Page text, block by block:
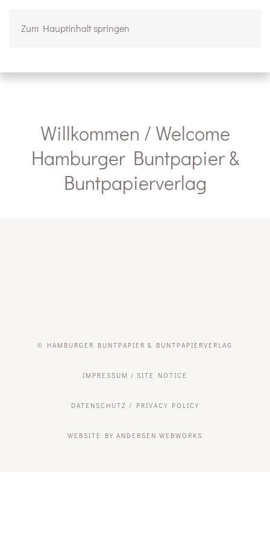
Zum Hauptinhalt springen
Willkommen
Willkommen / Welcome
Hamburger Buntpapier &
Buntpapier­verlag
© HAMBURGER BUNTPAPIER & BUNTPAPIERVERLAG
IMPRESSUM / SITE NOTICE
DATENSCHUTZ / PRIVACY POLICY
WEBSITE BY ANDERSEN WEBWORKS